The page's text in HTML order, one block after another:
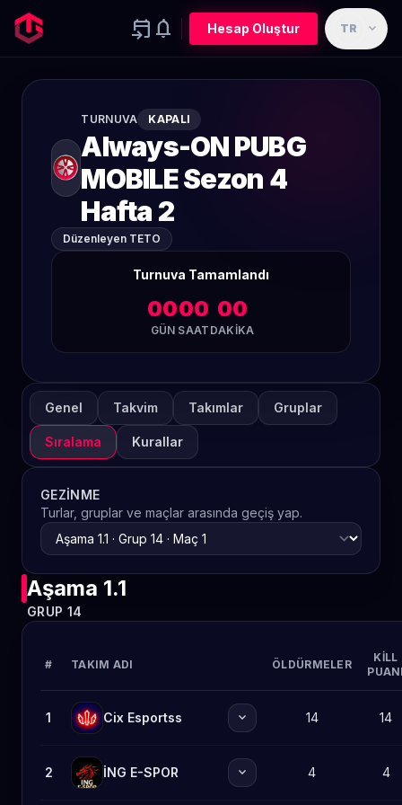
event_upcoming notifications Hesap Oluştur TR expand_more
TURNUVA KAPALI
Always-ON PUBG
MOBILE Sezon 4
Hafta 2
Düzenleyen TETO
Turnuva Tamamlandı
00
GÜN
00
SAAT
00
DAKIKA
Genel Takvim Takımlar Gruplar
Sıralama Kurallar
GEZINME
Turlar, gruplar ve maçlar arasında geçiş yap.
Aşama 1.1
GRUP 14
# TAKIM ADI ÖLDÜRMELER
KILL
1 Cix Esportss expand_more 14 14
2 İNG E-SPOR expand_more 4 4